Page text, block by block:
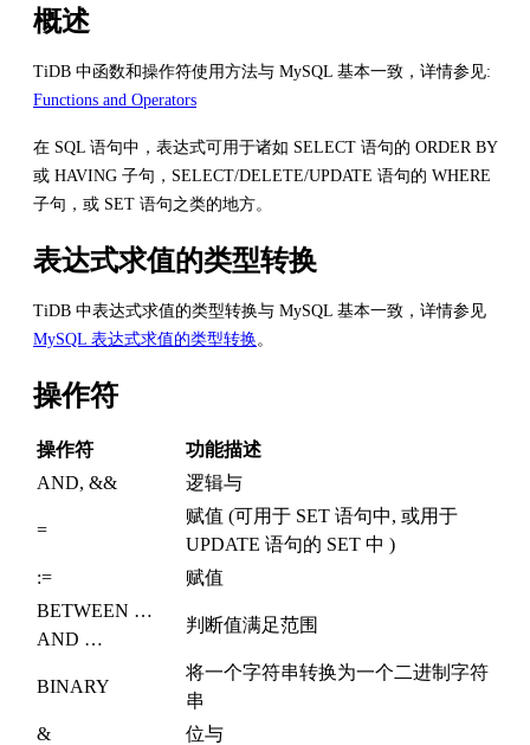
概述
TiDB 中函数和操作符使用方法与 MySQL 基本一致，详情参见:
Functions and Operators
在 SQL 语句中，表达式可用于诸如 SELECT 语句的 ORDER BY
或 HAVING 子句，SELECT/DELETE/UPDATE 语句的 WHERE
子句，或 SET 语句之类的地方。
表达式求值的类型转换
TiDB 中表达式求值的类型转换与 MySQL 基本一致，详情参见
MySQL 表达式求值的类型转换 。
操作符
操作符
功能描述
AND, &&
逻辑与
=
赋值 (可用于 SET 语句中, 或用于
UPDATE 语句的 SET 中 )
:=
赋值
BETWEEN …
AND …
判断值满足范围
BINARY
将一个字符串转换为一个二进制字符
串
&
位与